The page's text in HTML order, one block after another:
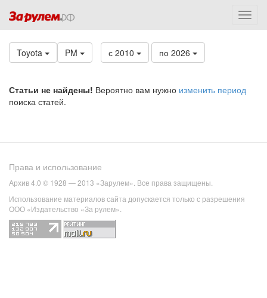
Toyota PM с 2010 по 2026
Статьи не найдены! Вероятно вам нужно изменить период
поиска статей.
Права и использование
Архив 4.0 © 1928 — 2013 «Зарулем». Все права защищены.
Использование материалов сайта допускается только с разрешения
ООО «Издательство «За рулем».